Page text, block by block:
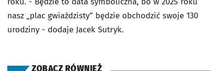
nasz „plac gwiaździsty” będzie obchodzić swoje 130
urodziny - dodaje Jacek Sutryk.
ZOBACZ RÓWNIEŻ